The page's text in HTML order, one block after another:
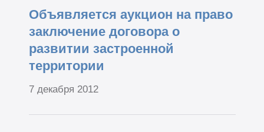
Объявляется аукцион на право
заключение договора о
развитии застроенной
территории
7 декабря 2012